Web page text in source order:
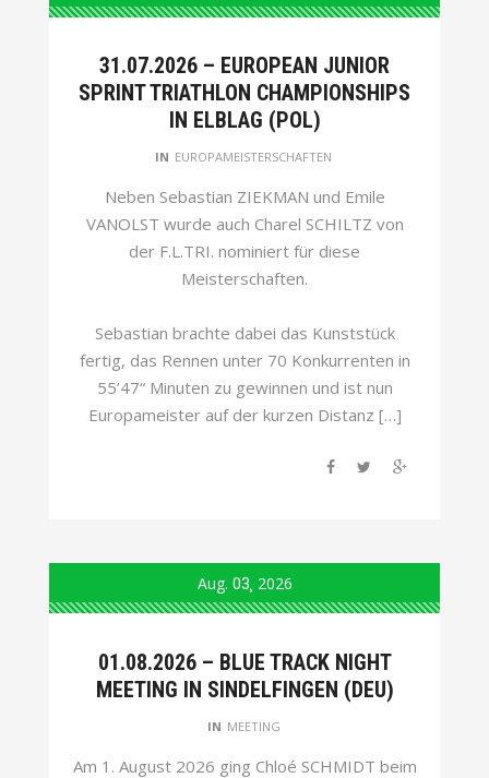
31.07.2026 – EUROPEAN JUNIOR
SPRINT TRIATHLON CHAMPIONSHIPS
IN ELBLAG (POL)
IN EUROPAMEISTERSCHAFTEN
Neben Sebastian ZIEKMAN und Emile
VANOLST wurde auch Charel SCHILTZ von
der F.L.TRI. nominiert für diese
Meisterschaften.
Sebastian brachte dabei das Kunststück
fertig, das Rennen unter 70 Konkurrenten in
55’47“ Minuten zu gewinnen und ist nun
Europameister auf der kurzen Distanz […]
Aug. 03 2026
01.08.2026 – BLUE TRACK NIGHT
MEETING IN SINDELFINGEN (DEU)
IN MEETING
Am 1. August 2026 ging Chloé SCHMIDT beim